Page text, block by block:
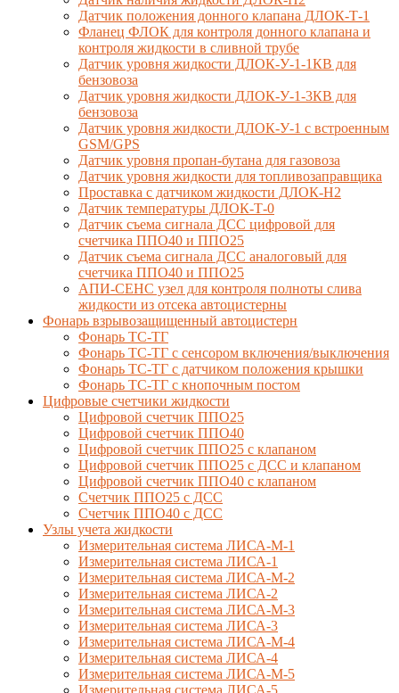
Датчик положения донного клапана ДЛОК-Т-1
Фланец ФЛОК для контроля донного клапана и
контроля жидкости в сливной трубе
Датчик уровня жидкости ДЛОК-У-1-1КВ для
бензовоза
Датчик уровня жидкости ДЛОК-У-1-3КВ для
бензовоза
Датчик уровня жидкости ДЛОК-У-1 с встроенным
GSM/GPS
Датчик уровня пропан-бутана для газовоза
Датчик уровня жидкости для топливозаправщика
Проставка с датчиком жидкости ДЛОК-Н2
Датчик температуры ДЛОК-Т-0
Датчик съема сигнала ДСС цифровой для
счетчика ППО40 и ППО25
Датчик съема сигнала ДСС аналоговый для
счетчика ППО40 и ППО25
АПИ-СЕНС узел для контроля полноты слива
жидкости из отсека автоцистерны
Фонарь взрывозащищенный автоцистерн
Фонарь ТС-ТГ
Фонарь ТС-ТГ с сенсором включения/выключения
Фонарь ТС-ТГ с датчиком положения крышки
Фонарь ТС-ТГ с кнопочным постом
Цифровые счетчики жидкости
Цифровой счетчик ППО25
Цифровой счетчик ППО40
Цифровой счетчик ППО25 с клапаном
Цифровой счетчик ППО25 с ДСС и клапаном
Цифровой счетчик ППО40 с клапаном
Счетчик ППО25 с ДСС
Счетчик ППО40 с ДСС
Узлы учета жидкости
Измерительная система ЛИСА-М-1
Измерительная система ЛИСА-1
Измерительная система ЛИСА-М-2
Измерительная система ЛИСА-2
Измерительная система ЛИСА-М-3
Измерительная система ЛИСА-3
Измерительная система ЛИСА-М-4
Измерительная система ЛИСА-4
Измерительная система ЛИСА-М-5
Измерительная система ЛИСА-5